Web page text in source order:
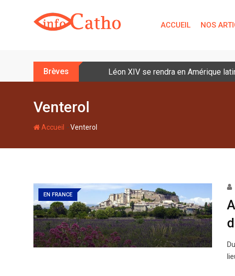
t
ACCUEIL NOS
Brèves Léon XIV se rendra en Amérique
Venterol
Accueil -Venterol
EN FRANCE